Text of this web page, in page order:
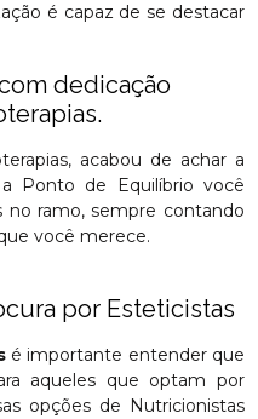
é capaz de se destacar
dedicação
acabou de achar a
Ponto de Equilíbrio você
no ramo, sempre contando
você merece.
por Esteticistas
é importante entender que
aqueles que optam por
opções de Nutricionistas